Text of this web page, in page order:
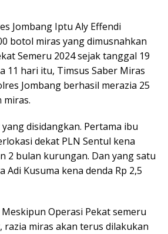
Jombang Iptu Aly Effendi
botol miras yang dimusnahkan
Semeru 2024 sejak tanggal 19
11 hari itu, Timsus Saber Miras
Jombang berhasil merazia 25
miras.
disidangkan. Pertama ibu
dekat PLN Sentul kena
2 bulan kurungan. Dan yang satu
Adi Kusuma kena denda Rp 2,5
Operasi Pekat semeru
razia miras akan terus dilakukan